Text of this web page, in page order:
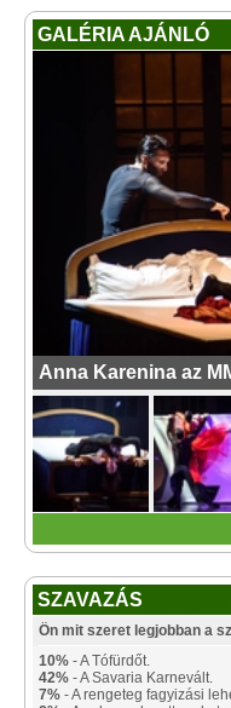
GALÉRIA AJÁNLÓ
Anna Karenina az
SZAVAZÁS
Ön mit szeret legjobban a
10% - A Tófürdőt.
42% - A Savaria Karnevált.
7% - A rengeteg fagyizási